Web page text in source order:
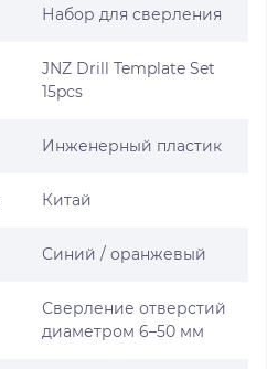
Набор для сверления
JNZ Drill Template Set
15pcs
Инженерный пластик
Китай
Синий / оранжевый
Сверление отверстий
диаметром 6–50 мм